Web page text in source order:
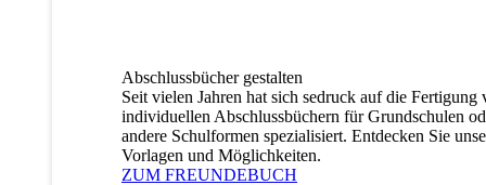
Abschlussbücher gestalten
Seit vielen Jahren hat sich sedruck auf die Fertigung
individuellen Abschlussbüchern für Grundschulen
andere Schulformen spezialisiert. Entdecken Sie
Vorlagen und Möglichkeiten.
ZUM FREUNDEBUCH